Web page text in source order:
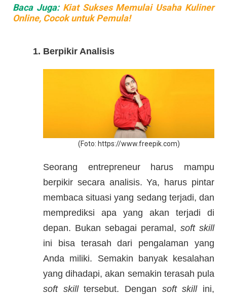
Baca Juga: Kiat Sukses Memulai Usaha Kuliner
Online, Cocok untuk Pemula!
1. Berpikir Analisis
​(Foto: ​https://www.freepik.com)
Seorang entrepreneur harus mampu
berpikir secara analisis. Ya, harus pintar
membaca situasi yang sedang terjadi, dan
memprediksi apa yang akan terjadi di
depan. Bukan sebagai peramal, soft skill
ini bisa terasah dari pengalaman yang
Anda miliki. Semakin banyak kesalahan
yang dihadapi, akan semakin terasah pula
soft skilltersebut. Dengan soft skillini,